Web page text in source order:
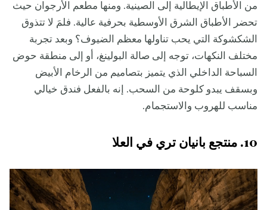
من الأطباق الإيطالية إلى الصينية. ومنها مطعم الأرجوان حيث
تحضر الأطباق الشرق الأوسطية بحرفية عالية. فلمَ لا تتذوق
الشكشوكة التي يحب تناولها معظم الضيوف؟ وبعد تجربة
مختلف النكهات، توجه إلى صالة البولينغ، أو إلى منطقة حوض
السباحة الداخلي الذي يتميز بتصاميم من الرخام الأبيض
وبسقف يبدو كلوحة من السحب. إنه بالفعل فندق خيالي
مناسب للهروب والاستجمام.
10. منتجع بانيان تري في العلا